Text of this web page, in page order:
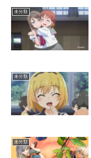
未分類
未分類
未分類